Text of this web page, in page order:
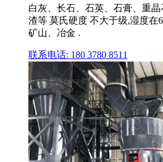
白灰、长石、石英、石膏、重
渣等 莫氏硬度 不大于级,湿度在
矿山、冶金 .
联系电话: 180 3780 8511